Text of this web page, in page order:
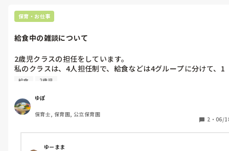
『オオカミさん今何時？』をして追いかける遊び、逃げる遊びをす
る。
ルールの遊びのあるゲームの特徴からやる事をつまんでみると遊び
2歳クラス、、、まだまだお友達とのトラブルや、体幹の不安定さの
ばらつきがある歳。色んな遊びを考える先生かっこいいです！
保育・お仕事
給食中の雑談について
2歳児クラスの担任をしています。
私のクラスは、4人担任制で、給食などは4グループに分けて、1
人ずつ保育士がつくようになっています。
て、たまに雑談も交えながら食べ進めているのですが、他のグル
ープでは、給食中は静かに食べるということを徹底しています。
もちろん、食事のマナーを身につけることも大事ですが、和やか
で楽しい雰囲気の中で食事を楽しんでほしいという願いで関わっ
ています。
皆さんの園ではどのようにしていますか？
給食 2歳児
ゆぽ
保育士, 保育園, 公立保育園
2 ・ 06/
ゆーまま